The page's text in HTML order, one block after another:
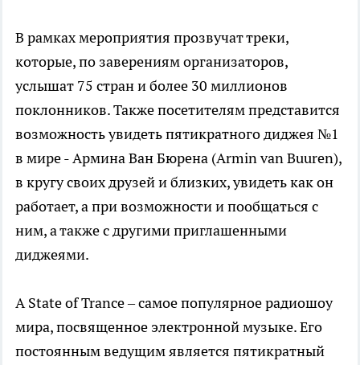
В рамках мероприятия прозвучат треки,
которые, по заверениям организаторов,
услышат 75 стран и более 30 миллионов
поклонников. Также посетителям представится
возможность увидеть пятикратного диджея №1
в мире - Армина Ван Бюрена (Armin van Buuren),
в кругу своих друзей и близких, увидеть как он
работает, а при возможности и пообщаться с
ним, а также с другими приглашенными
диджеями.
A State of Trance – самое популярное радиошоу
мира, посвященное электронной музыке. Его
постоянным ведущим является пятикратный